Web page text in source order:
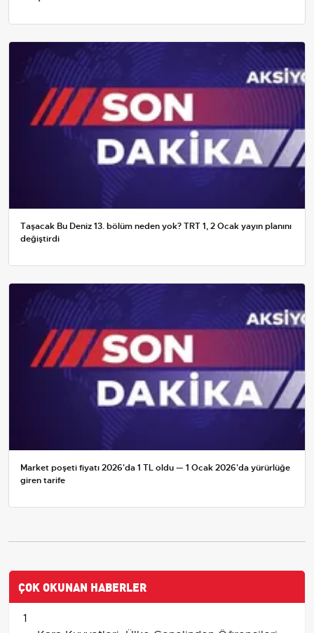
Taşacak Bu Deniz 13. bölüm neden yok? TRT 1, 2 Ocak yayın planını
değiştirdi
Market poşeti fiyatı 2026'da 1 TL oldu — 1 Ocak 2026'da yürürlüğe
giren tarife
ÇOK OKUNAN HABERLER
1